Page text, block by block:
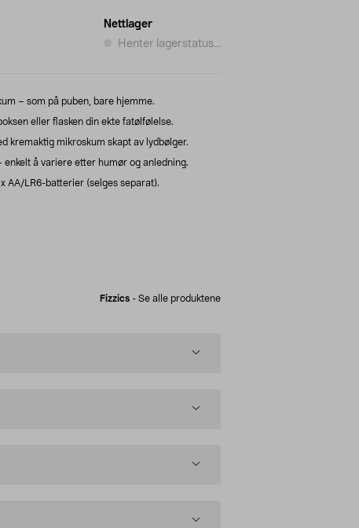
Nettlager
Henter lagerstatus...
– som på puben, bare hjemme.
eller flasken din ekte fatølfølelse.
kremaktig mikroskum skapt av lydbølger.
enkelt å variere etter humør og anledning.
AA/LR6-batterier (selges separat).
Fizzics - Se alle produktene